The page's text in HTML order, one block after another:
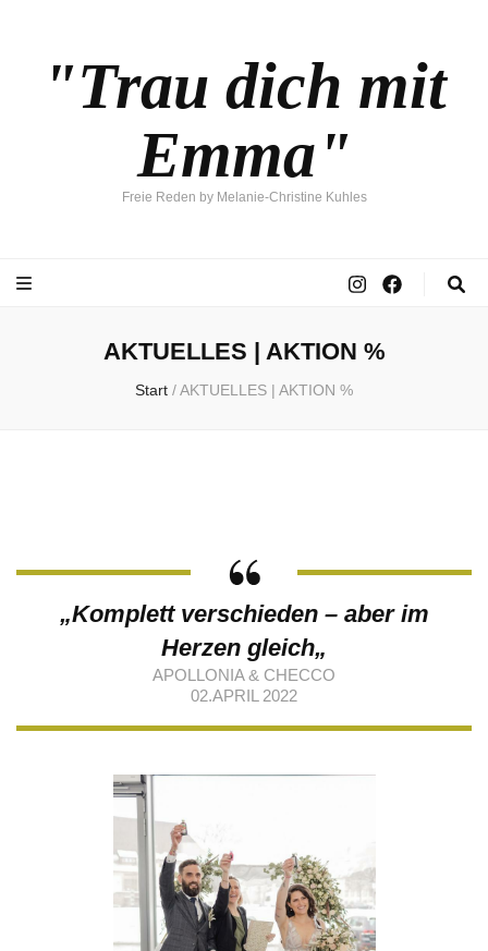
"Trau dich mit
Emma"
Freie Reden by Melanie-Christine Kuhles
AKTUELLES | AKTION %
Start /AKTUELLES | AKTION %
„Komplett verschieden – aber im
Herzen gleich„
APOLLONIA & CHECCO
02.APRIL 2022